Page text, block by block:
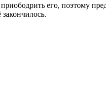
его, поэтому